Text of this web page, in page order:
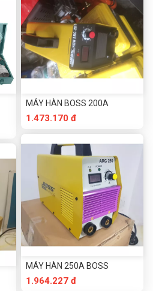
MÁY HÀN BOSS 200A
1.473.170 đ
MÁY HÀN 250A BOSS
1.964.227 đ